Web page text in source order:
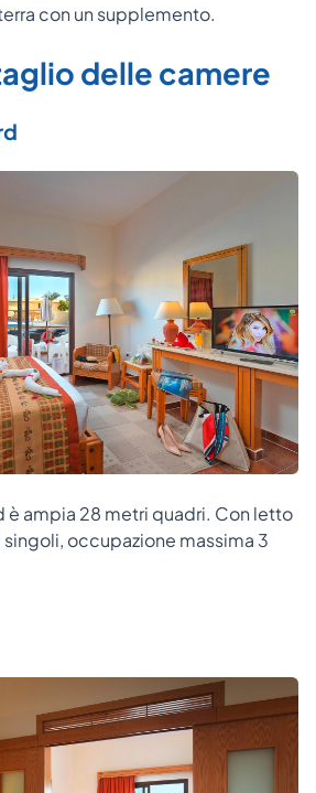
con un supplemento.
delle camere
è ampia 28 metri quadri. Con letto
occupazione massima 3